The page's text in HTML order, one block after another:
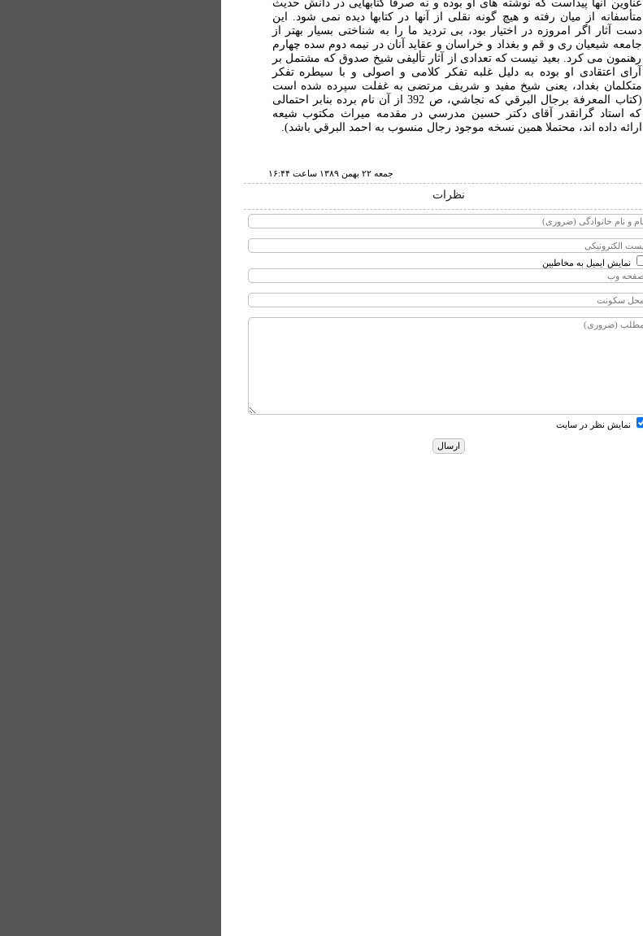
عناوين آنها پيداست که نوشته های او بوده و نه صرفا کتابهايی در دانش حديث
متأسفانه از ميان رفته و هيچ گونه نقلی از آنها در کتابها ديده نمی شود. اين
دست آثار اگر امروزه در اختيار بود، بی ترديد ما را به شناختی بسيار بهتر از
جامعه شيعيان ری و قم و بغداد و خراسان و عقايد آنان در نيمه دوم سده چهارم
رهنمون می کرد. بعيد نيست که تعدادی از آثار تأليفی شيخ صدوق که مشتمل بر
آرای اعتقادی او بوده به دليل غلبه تفکر کلامی و اصولی و با سيطره تفکر
متکلمان بغداد، يعنی شيخ مفيد و شريف مرتضی به غفلت سپرده شده است
(کتاب المعرفة برجال البرقي که نجاشي، ص 392 از آن نام برده بنابر احتمالی
که استاد گرانقدر آقای دکتر حسين مدرسي در مقدمه ميراث مکتوب شيعه
ارائه داده اند، محتملا همين نسخه موجود رجال منسوب به احمد البرقي باشد).
جمعه ۲۲ بهمن ۱۳۸۹ ساعت ۱۶:۴۴
نظرات
نمایش ایمیل به مخاطبین
نمایش نظر در سایت